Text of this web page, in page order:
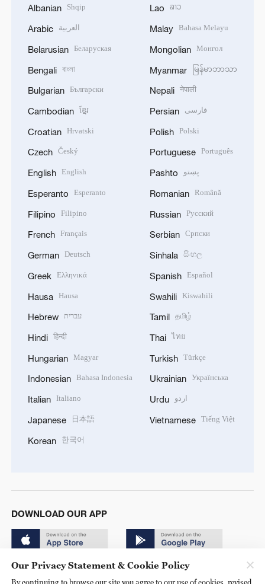
Albanian Shqip
Arabic العربية
Belarusian Беларуская
Bengali বাংলা
Bulgarian Български
Cambodian ខ្មែរ
Croatian Hrvatski
Czech Český
English English
Esperanto Esperanto
Filipino Filipino
French Français
German Deutsch
Greek Ελληνικά
Hausa Hausa
Hebrew עברית
Hindi हिन्दी
Hungarian Magyar
Indonesian Bahasa Indonesia
Italian Italiano
Japanese 日本語
Korean 한국어
Lao ລາວ
Malay Bahasa Melayu
Mongolian Монгол
Myanmar မြန်မာဘာသာ
Nepali नेपाली
Persian فارسی
Polish Polski
Portuguese Português
Pashto پښتو
Romanian Română
Russian Русский
Serbian Српски
Sinhala සිංහල
Spanish Español
Swahili Kiswahili
Tamil தமிழ்
Thai ไทย
Turkish Türkçe
Ukrainian Українська
Urdu اردو
Vietnamese Tiếng Việt
DOWNLOAD OUR APP
Our Privacy Statement & Cookie Policy
By continuing to browse our site you agree to our use of cookies, revised